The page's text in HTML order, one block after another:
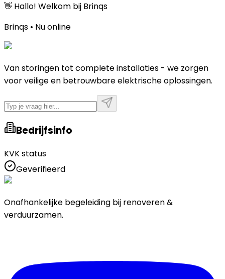
👋 Hallo! Welkom bij Brinqs
Brinqs • Nu online
Van storingen tot complete installaties - we zorgen
voor veilige en betrouwbare elektrische oplossingen.
Bedrijfsinfo
KVK status
Geverifieerd
Onafhankelijke begeleiding bij renoveren &
verduurzamen.